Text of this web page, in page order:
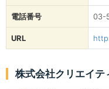
電話番号 03-
URL
株式会社クリエイテ